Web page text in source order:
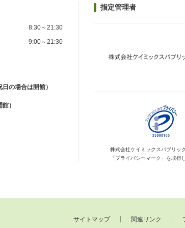
8:30～21:30
9:00～21:30
の場合は開館）
）
指定管理者
株式会社ケイミックスパブリッ
「プライバシーマーク」を取得
サイトマップ 関連リンク